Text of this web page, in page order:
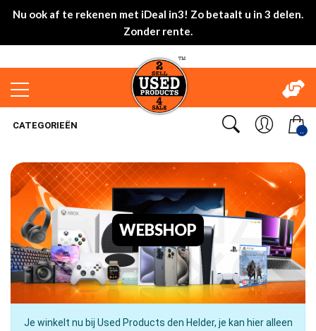
Nu ook af te rekenen met iDeal in3! Zo betaalt u in 3 delen.
Zonder rente.
..
CATEGORIEËN
WEBSHOP
Je winkelt nu bij Used Products den Helder, je kan hier alleen